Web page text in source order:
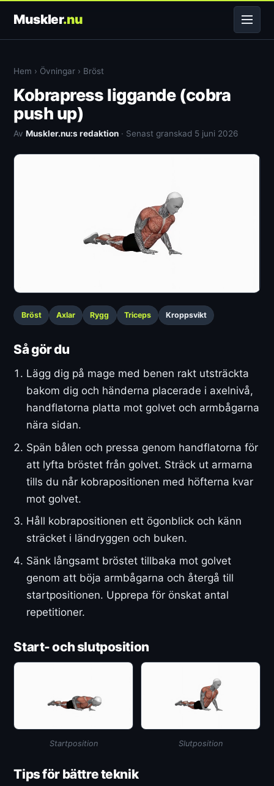
Muskler.nu
Hem › Övningar › Bröst
Kobrapress liggande (cobra
push up)
AvMuskler.nu:s redaktion · Senast granskad 5 juni 2026
Bröst Axlar Rygg Triceps Kroppsvikt
Så gör du
Lägg dig på mage med benen rakt utsträckta
bakom dig och händerna placerade i axelnivå,
handflatorna platta mot golvet och armbågarna
nära sidan.
Spän bålen och pressa genom handflatorna för
att lyfta bröstet från golvet. Sträck ut armarna
tills du når kobrapositionen med höfterna kvar
mot golvet.
Håll kobrapositionen ett ögonblick och känn
sträcket i ländryggen och buken.
Sänk långsamt bröstet tillbaka mot golvet
genom att böja armbågarna och återgå till
startpositionen. Upprepa för önskat antal
repetitioner.
Start- och slutposition
Startposition Slutposition
Tips för bättre teknik